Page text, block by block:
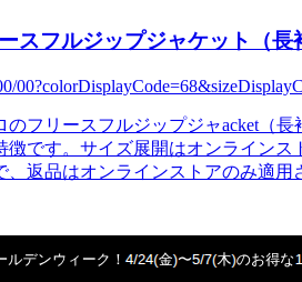
スフルジップジャケット（長
のフリースフルジップジャacket（
徴です。サイズ展開はオンライン
、返品はオンラインストアのみ適